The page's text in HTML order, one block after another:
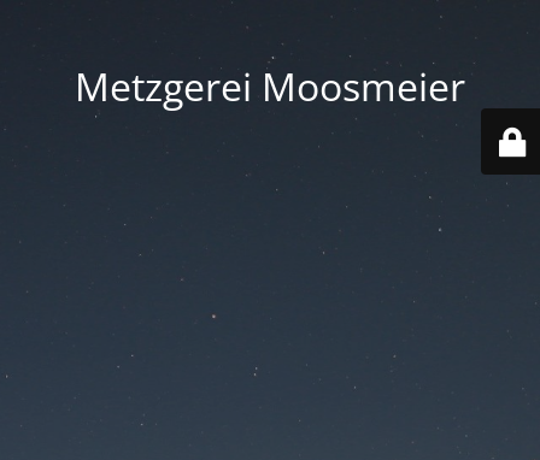
Metzgerei Moosmeier